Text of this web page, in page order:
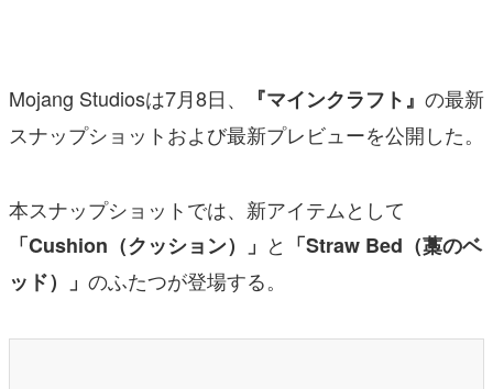
アプリレビュー
その他
電ファミニコゲーマーとは？
運営：株式会社マレ
Mojang Studiosは7月8日、 『マインクラフト』 の最新
スナップショットおよび最新プレビューを公開した。
本スナップショットでは、新アイテムとして
「Cushion（クッション）」 と 「Straw Bed（藁のベ
ッド）」 のふたつが登場する。